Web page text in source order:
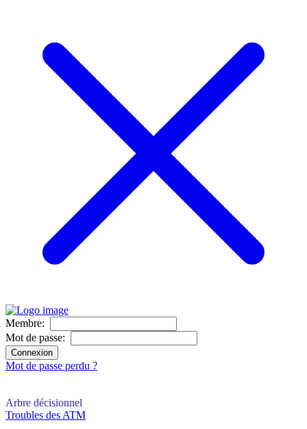
Membre:
Mot de passe:
Mot de passe perdu ?
Arbre décisionnel
Troubles des ATM